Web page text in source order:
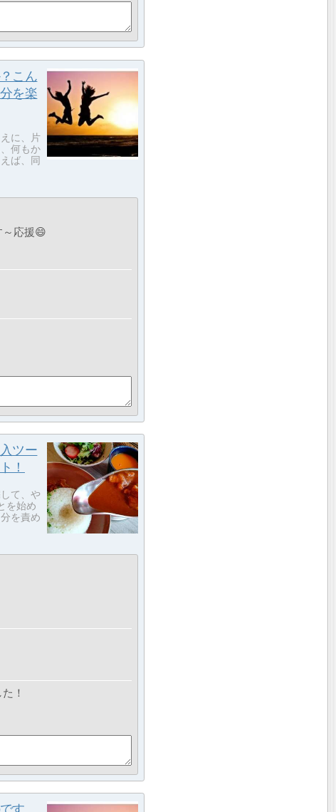
こん
を楽
に、片
何もか
ば、同
応援😄
ツー
！
て、や
を始め
を責め
！
す